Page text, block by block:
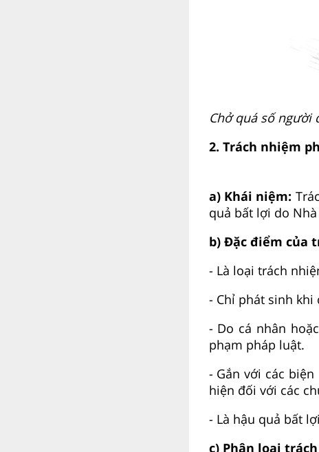
Chở quá số người
2. Trách nhiệm
a) Khái niệm:
quả bất lợi do
b) Đặc điểm của
- Là loại trách
- Chỉ phát sinh
- Do cá nhân
phạm pháp luật.
- Gắn với các
hiện đối với các
- Là hậu quả bất
c) Phân loại